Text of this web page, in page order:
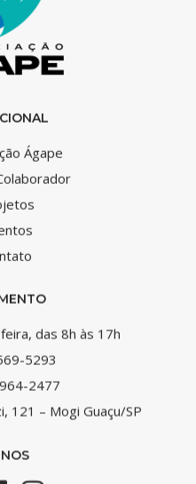
Ágape
das 8h às 17h
5293
2477
121 – Mogi Guaçu/SP